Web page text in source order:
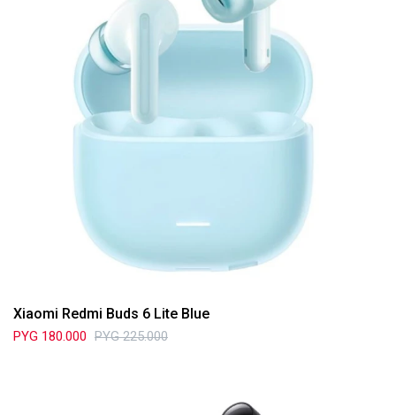
Xiaomi Redmi Buds 6 Lite Blue
PYG 180.000 PYG 225.000